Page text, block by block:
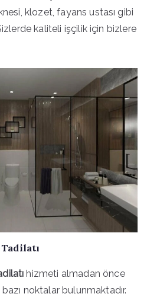
klozet, fayans ustası gibi
kaliteli işçilik için bizlere
hizmeti almadan önce
noktalar bulunmaktadır.